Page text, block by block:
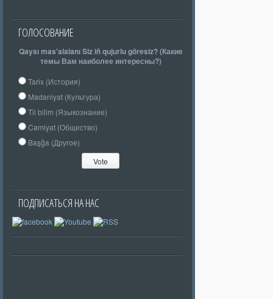
ГОЛОСОВАНИЕ
Qaysı mas'alalanı Siz iñ qujurlu göresiz? (Какие
темы Вам наиболее интересны?)
Tarix (История)
Madaniyat (Культура)
Til bilim (Языкознание)
Camiyat (Общество)
Başğa (Другое)
ПОДПИСАТЬСЯ НА НАС